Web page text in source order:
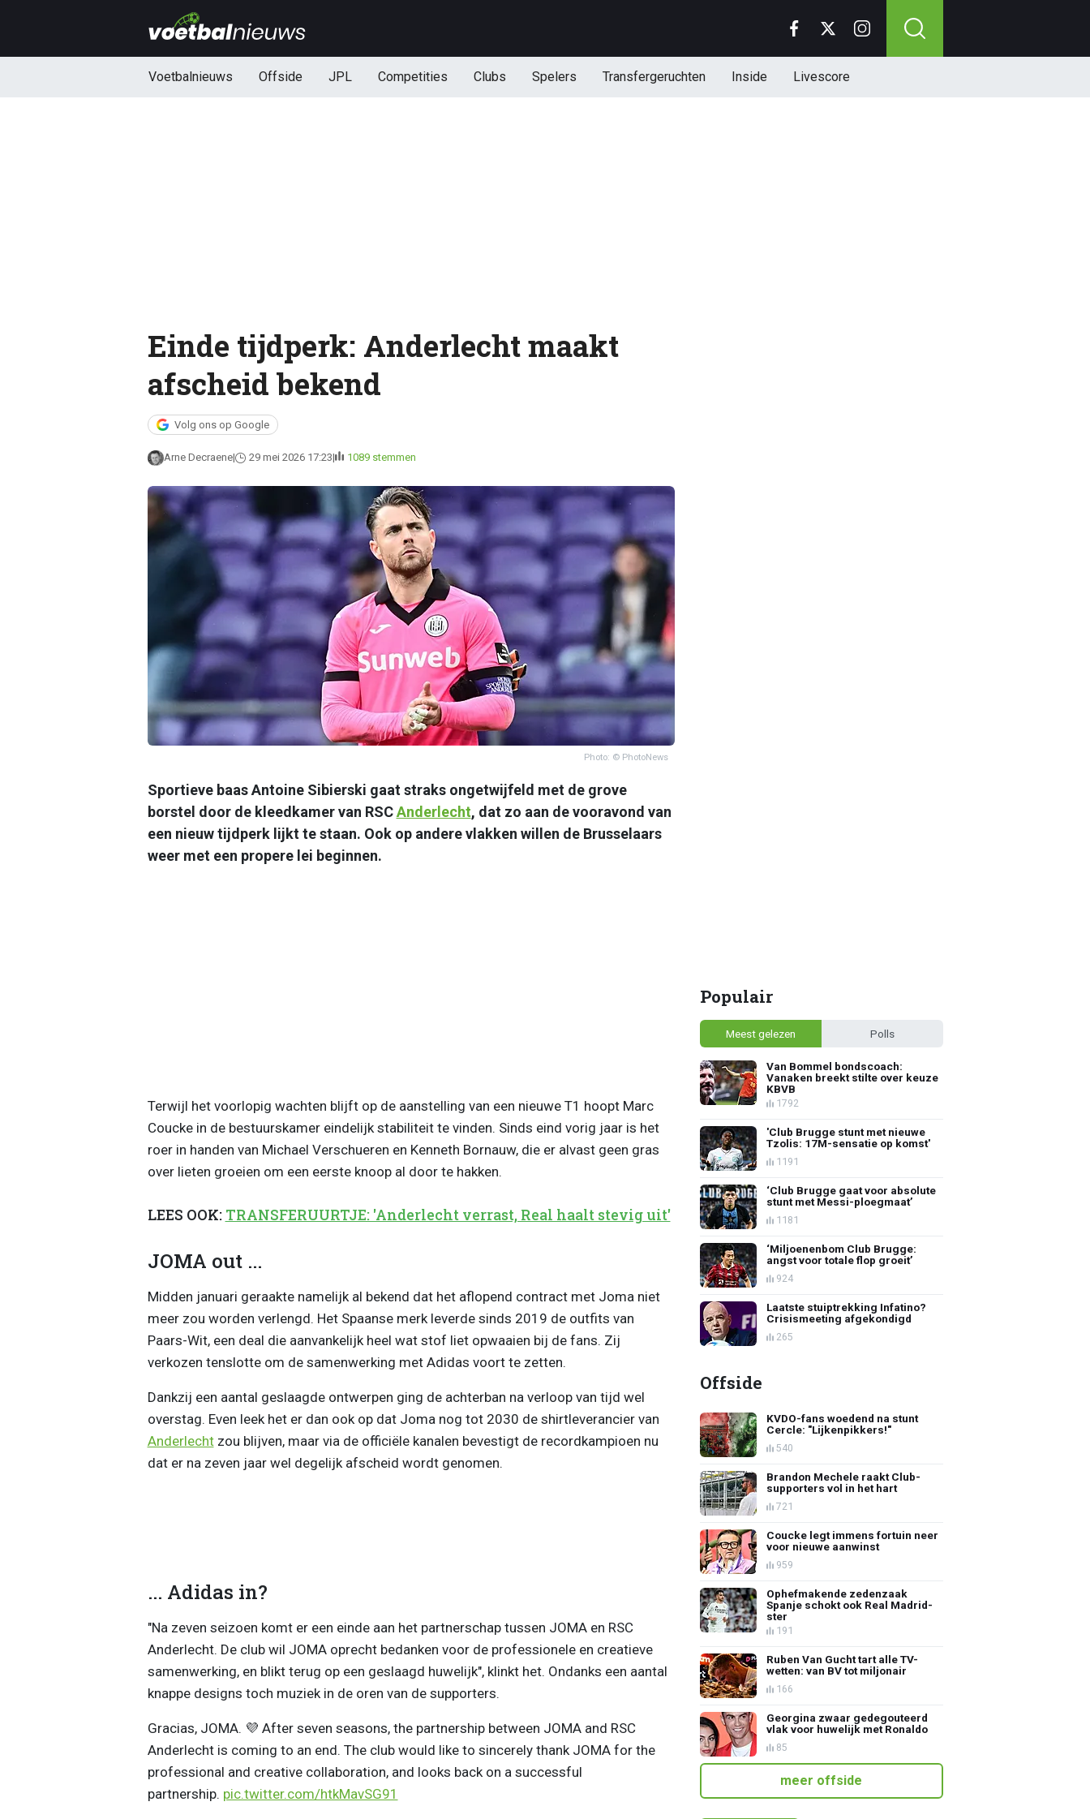
Voetbalnieuws Offside JPL Competities Clubs Spelers Transfergeruchten Inside Livescore
Einde tijdperk: Anderlecht maakt
afscheid bekend
Volg ons op Google
Arne Decraene 29 mei 2026 17:23 1089 stemmen
Photo: © PhotoNews
Sportieve baas Antoine Sibierski gaat straks ongetwijfeld met de grove
borstel door de kleedkamer van RSCAnderlecht, dat zo aan de vooravond van
een nieuw tijdperk lijkt te staan. Ook op andere vlakken willen de Brusselaars
weer met een propere lei beginnen.
Terwijl het voorlopig wachten blijft op de aanstelling van een nieuwe T1 hoopt Marc
Coucke in de bestuurskamer eindelijk stabiliteit te vinden. Sinds eind vorig jaar is het
roer in handen van Michael Verschueren en Kenneth Bornauw, die er alvast geen gras
over lieten groeien om een eerste knoop al door te hakken.
LEES OOK: TRANSFERUURTJE: 'Anderlecht verrast, Real haalt stevig uit'
JOMA out ...
Midden januari geraakte namelijk al bekend dat het aflopend contract met Joma niet
meer zou worden verlengd. Het Spaanse merk leverde sinds 2019 de outfits van
Paars-Wit, een deal die aanvankelijk heel wat stof liet opwaaien bij de fans. Zij
verkozen tenslotte om de samenwerking met Adidas voort te zetten.
Dankzij een aantal geslaagde ontwerpen ging de achterban na verloop van tijd wel
overstag. Even leek het er dan ook op dat Joma nog tot 2030 de shirtleverancier van
Anderlechtzou blijven, maar via de officiële kanalen bevestigt de recordkampioen nu
dat er na zeven jaar wel degelijk afscheid wordt genomen.
... Adidas in?
"Na zeven seizoen komt er een einde aan het partnerschap tussen JOMA en RSC
Anderlecht. De club wil JOMA oprecht bedanken voor de professionele en creatieve
samenwerking, en blikt terug op een geslaagd huwelijk", klinkt het. Ondanks een aantal
knappe designs toch muziek in de oren van de supporters.
Gracias, JOMA. 💜 After seven seasons, the partnership between JOMA and RSC
Anderlecht is coming to an end. The club would like to sincerely thank JOMA for the
professional and creative collaboration, and looks back on a successful
partnership. pic.twitter.com/htkMavSG91
Populair
Meest gelezen Polls
Van Bommel bondscoach:
Vanaken breekt stilte over keuze
KBVB
1792
'Club Brugge stunt met nieuwe
Tzolis: 17M-sensatie op komst'
1191
‘Club Brugge gaat voor absolute
stunt met Messi-ploegmaat’
1181
‘Miljoenenbom Club Brugge:
angst voor totale flop groeit’
924
Laatste stuiptrekking Infatino?
Crisismeeting afgekondigd
265
Offside
KVDO-fans woedend na stunt
Cercle: "Lijkenpikkers!"
540
Brandon Mechele raakt Club-
supporters vol in het hart
721
Coucke legt immens fortuin neer
voor nieuwe aanwinst
959
Ophefmakende zedenzaak
Spanje schokt ook Real Madrid-
ster
191
Ruben Van Gucht tart alle TV-
wetten: van BV tot miljonair
166
Georgina zwaar gedegouteerd
vlak voor huwelijk met Ronaldo
85
meer offside